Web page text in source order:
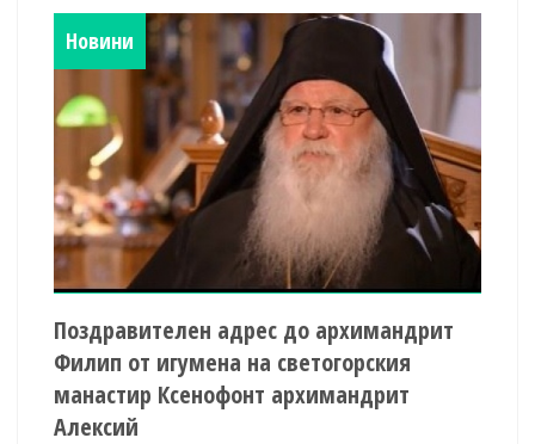
Новини
Поздравителен адрес до архимандрит
Филип от игумена на светогорския
манастир Ксенофонт архимандрит
Алексий